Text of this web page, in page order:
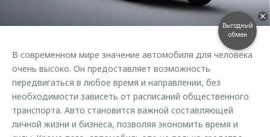
Кредитный калькулятор
Аксессуары
Одежда и сувениры
Оригинальные аксессуары
Запчасти
Клуб владельцев OMODA
Приложение O&J
Аксессуары
Одежда и сувениры
В современном мире значение автомобиля для человека
очень высоко. Он предоставляет возможность
передвигаться в любое время и направлении, без
необходимости зависеть от расписаний общественного
транспорта. Авто становится важной составляющей
личной жизни и бизнеса, позволяя экономить время и
Выгодный
обмен